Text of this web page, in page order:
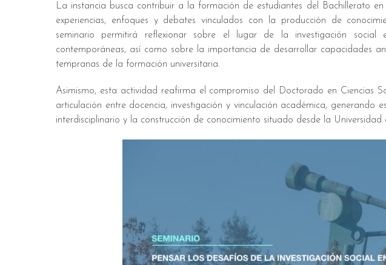
La instancia busca contribuir a la formación de estudiantes del Bachillerato
experiencias, enfoques y debates vinculados con la producción de
seminario permitirá reflexionar sobre el lugar de la investigación social
contemporáneas, así como sobre la importancia de desarrollar capacidades
tempranas de la formación universitaria.
Asimismo, esta actividad reafirma el compromiso del Doctorado en Ciencias
articulación entre docencia, investigación y vinculación académica, generando
interdisciplinario y la construcción de conocimiento situado desde la